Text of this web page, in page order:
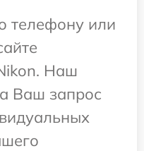
телефону или
Наш
Ваш запрос